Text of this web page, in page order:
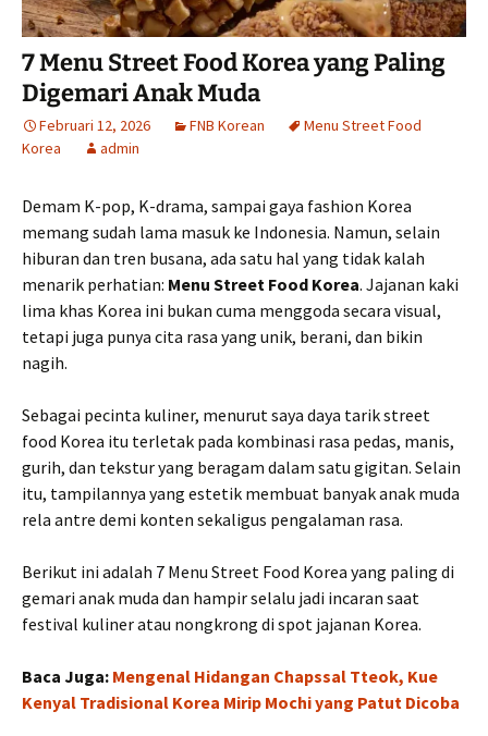
7 Menu Street Food Korea yang Paling
Digemari Anak Muda
Februari 12, 2026 FNB Korean
Menu Street Food
Korea
admin
Demam K-pop, K-drama, sampai gaya fashion Korea
memang sudah lama masuk ke Indonesia. Namun, selain
hiburan dan tren busana, ada satu hal yang tidak kalah
menarik perhatian: Menu Street Food Korea. Jajanan kaki
lima khas Korea ini bukan cuma menggoda secara visual,
tetapi juga punya cita rasa yang unik, berani, dan bikin
nagih.
Sebagai pecinta kuliner, menurut saya daya tarik street
food Korea itu terletak pada kombinasi rasa pedas, manis,
gurih, dan tekstur yang beragam dalam satu gigitan. Selain
itu, tampilannya yang estetik membuat banyak anak muda
rela antre demi konten sekaligus pengalaman rasa.
Berikut ini adalah 7 Menu Street Food Korea yang paling di
gemari anak muda dan hampir selalu jadi incaran saat
festival kuliner atau nongkrong di spot jajanan Korea.
Baca Juga: Mengenal Hidangan Chapssal Tteok, Kue
Kenyal Tradisional Korea Mirip Mochi yang Patut Dicoba